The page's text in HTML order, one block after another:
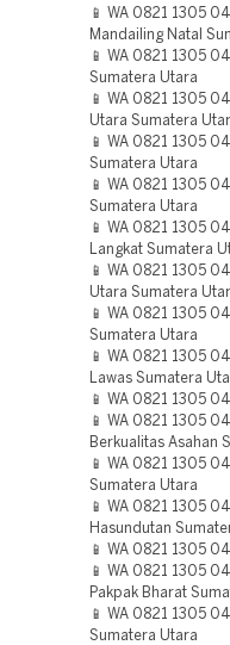
📱 WA 0821 1305
Mandailing Natal
📱 WA 0821 1305
Sumatera Utara
📱 WA 0821 1305
Utara Sumatera
📱 WA 0821 1305
Sumatera Utara
📱 WA 0821 1305
Sumatera Utara
📱 WA 0821 1305
Langkat Sumatera
📱 WA 0821 1305
Utara Sumatera
📱 WA 0821 1305
Sumatera Utara
📱 WA 0821 1305
Lawas Sumatera
📱 WA 0821 1305
📱 WA 0821 1305
Berkualitas Asahan
📱 WA 0821 1305
Sumatera Utara
📱 WA 0821 1305
Hasundutan
📱 WA 0821 1305
📱 WA 0821 1305
Pakpak Bharat
📱 WA 0821 1305
Sumatera Utara